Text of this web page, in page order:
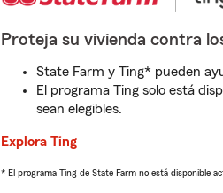
Proteja su vivienda contra
State Farm y Ting* pueden
El programa Ting solo está
sean elegibles.
Explora Ting
* El programa Ting de State Farm no está disponible